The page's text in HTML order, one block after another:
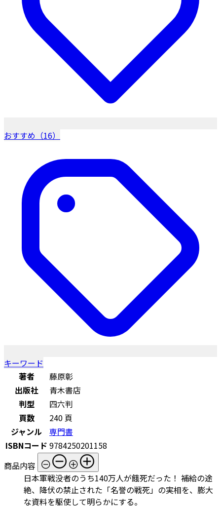
おすすめ（16）
キーワード
著者
藤原彰
出版社
青木書店
判型
四六判
頁数
240 頁
ジャンル
専門書
ISBNコード 9784250201158
商品内容
日本軍戦没者のうち140万人が餓死だった！ 補給の途
絶、降伏の禁止された「名誉の戦死」の実相を、膨大
な資料を駆使して明らかにする。